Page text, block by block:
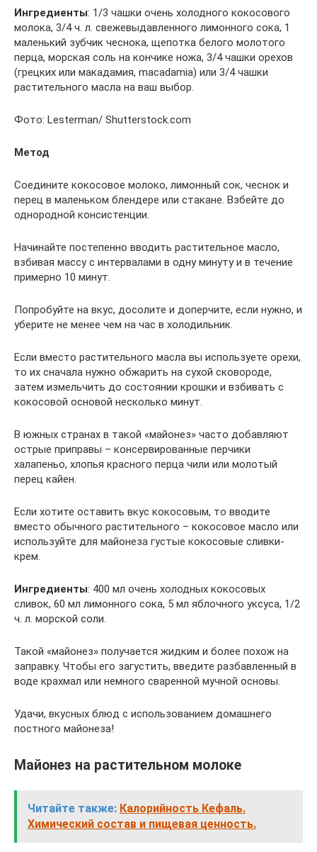
Ингредиенты: 1/3 чашки очень холодного кокосового
молока, 3/4 ч. л. свежевыдавленного лимонного сока, 1
маленький зубчик чеснока, щепотка белого молотого
перца, морская соль на кончике ножа, 3/4 чашки орехов
(грецких или макадамия, macadamia) или 3/4 чашки
растительного масла на ваш выбор.
Фото: Lesterman/ Shutterstock.com
Метод
Соедините кокосовое молоко, лимонный сок, чеснок и
перец в маленьком блендере или стакане. Взбейте до
однородной консистенции.
Начинайте постепенно вводить растительное масло,
взбивая массу с интервалами в одну минуту и в течение
примерно 10 минут.
Попробуйте на вкус, досолите и доперчите, если нужно, и
уберите не менее чем на час в холодильник.
Если вместо растительного масла вы используете орехи,
то их сначала нужно обжарить на сухой сковороде,
затем измельчить до состоянии крошки и взбивать с
кокосовой основой несколько минут.
В южных странах в такой «майонез» часто добавляют
острые приправы – консервированные перчики
халапеньо, хлопья красного перца чили или молотый
перец кайен.
Если хотите оставить вкус кокосовым, то вводите
вместо обычного растительного – кокосовое масло или
используйте для майонеза густые кокосовые сливки-
крем.
Ингредиенты: 400 мл очень холодных кокосовых
сливок, 60 мл лимонного сока, 5 мл яблочного уксуса, 1/2
ч. л. морской соли.
Такой «майонез» получается жидким и более похож на
заправку. Чтобы его загустить, введите разбавленный в
воде крахмал или немного сваренной мучной основы.
Удачи, вкусных блюд с использованием домашнего
постного майонеза!
Майонез на растительном молоке
Читайте также: Калорийность Кефаль.
Химический состав и пищевая ценность.